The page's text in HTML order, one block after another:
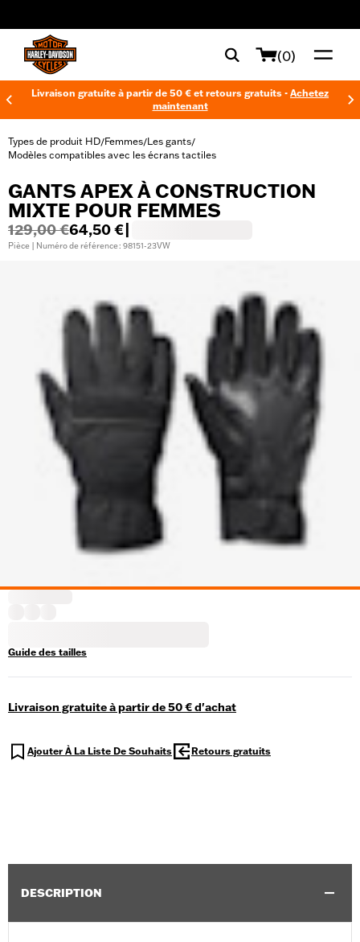
(0)
Livraison gratuite à partir de 50 € et retours gratuits - Achetez
maintenant
Types de produit HD/Femmes/Les gants/
Modèles compatibles avec les écrans tactiles
GANTS APEX À CONSTRUCTION
MIXTE POUR FEMMES
129,00 €64,50 €
Pièce | Numéro de référence : 98151-23VW
Guide des tailles
Livraison gratuite à partir de 50 € d'achat
Ajouter À La Liste De Souhaits Retours gratuits
DESCRIPTION